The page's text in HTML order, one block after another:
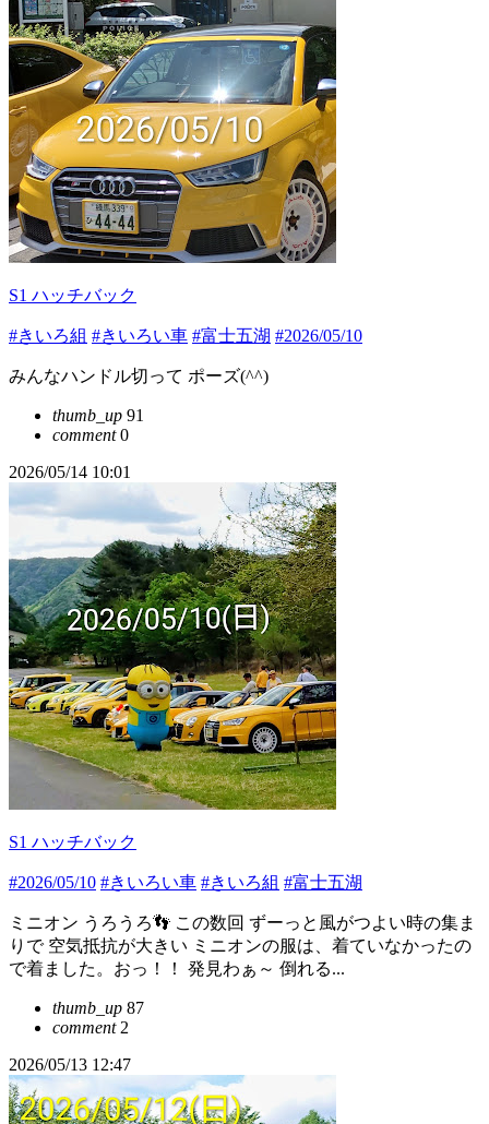
S1 ハッチバック
#きいろ組 #きいろい車 #富士五湖 #2026/05/10
みんなハンドル切って ポーズ(^^)
thumb_up 91
comment0
2026/05/14 10:01
S1 ハッチバック
#2026/05/10 #きいろい車 #きいろ組 #富士五湖
ミニオン うろうろ👣 この数回 ずーっと風がつよい時の集ま
りで 空気抵抗が大きい ミニオンの服は、着ていなかったの
で着ました。おっ！！ 発見わぁ～ 倒れる...
thumb_up 87
comment2
2026/05/13 12:47